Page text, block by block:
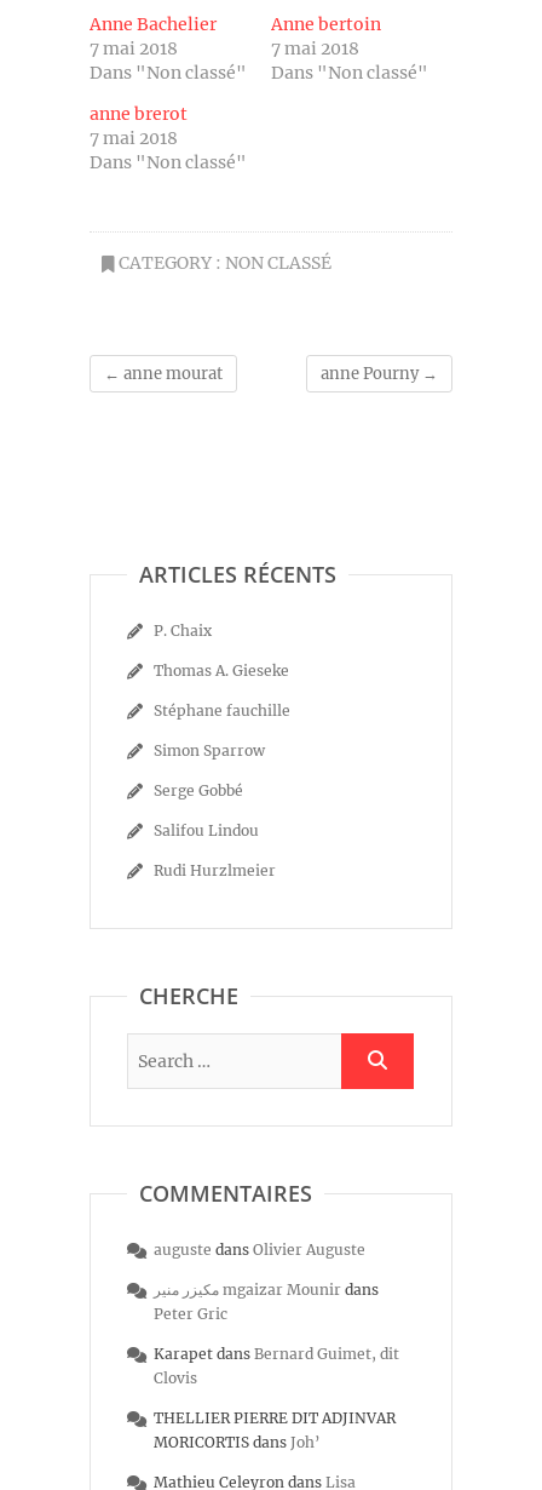
Anne Bachelier
7 mai 2018
Dans "Non classé"
Anne bertoin
7 mai 2018
Dans "Non classé"
anne brerot
7 mai 2018
Dans "Non classé"
CATEGORY : NON CLASSÉ
← anne mourat anne Pourny →
ARTICLES RÉCENTS
P. Chaix
Thomas A. Gieseke
Stéphane fauchille
Simon Sparrow
Serge Gobbé
Salifou Lindou
Rudi Hurzlmeier
CHERCHE
COMMENTAIRES
auguste dans Olivier Auguste
مكيزر منير mgaizar Mounir dans
Peter Gric
Karapet dans Bernard Guimet, dit
Clovis
THELLIER PIERRE DIT ADJINVAR
MORICORTIS dans Joh’
Mathieu Celeyron dans Lisa